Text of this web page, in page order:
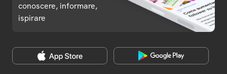
conoscere, informare,
ispirare